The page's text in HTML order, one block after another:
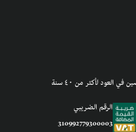
لأكثر من ٤٠ سنة
الرقم الضريبي
310992779300003